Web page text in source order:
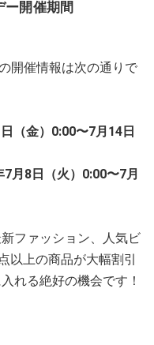
開催期間
開催情報は次の通りで
（金）0:00〜7月14日
月8日（火）0:00〜7月
ファッション、人気ビ
以上の商品が大幅割引
れる絶好の機会です！